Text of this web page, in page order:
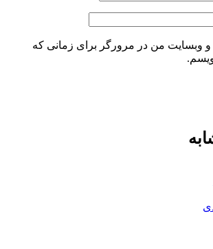
و وبسایت من در مرورگر برای زمانی که